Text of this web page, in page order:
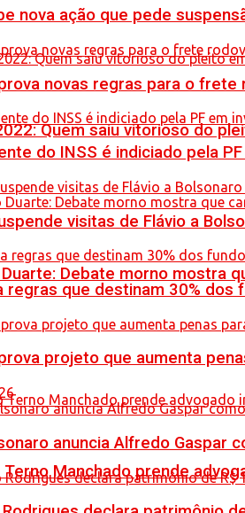
Quem saiu vitorioso do
Debate morno mostra
Terno Manchado prende
nova ação que pede
novas regras para o
do INSS é indiciado pela
visitas de Flávio a
regras que destinam 30%
projeto que aumenta
anuncia Alfredo Gaspar